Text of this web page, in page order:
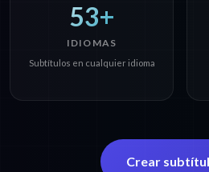
53+
IDIOMAS
Subtítulos en cualquier idioma
Crear